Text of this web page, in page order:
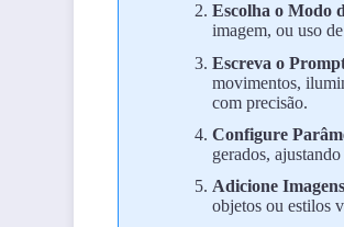
Escolha o Modo
imagem, ou uso
Escreva o
movimentos,
com precisão.
Configure
gerados,
Adicione
objetos ou estilos